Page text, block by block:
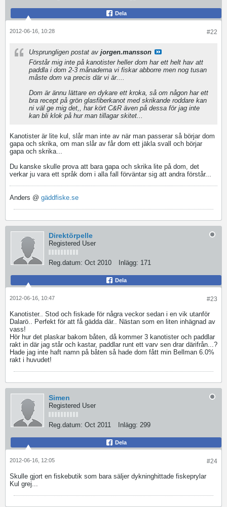
Dela
#22
2012-06-16, 10:28
Ursprungligen postat av jorgen.mansson
Förstår mig inte på kanotister heller dom har ett helt hav att
paddla i dom 2-3 månaderna vi fiskar abborre men nog tusan
måste dom va precis där vi är....
Dom är ännu lättare en dykare ett kroka, så om någon har ett
bra recept på grön glasfiberkanot med skrikande roddare kan
ni väl ge mig det,, har kört C&R även på dessa för jag inte
kan bli klok på hur man tillagar skitet...
Kanotister är lite kul, slår man inte av när man passerar så börjar dom
gapa och skrika, om man slår av får dom ett jäkla svall och börjar
gapa och skrika...
Du kanske skulle prova att bara gapa och skrika lite på dom, det
verkar ju vara ett språk dom i alla fall förväntar sig att andra förstår...
Anders @ gäddfiske.se
Direktörpelle
Registered User
Reg.datum: Oct 2010 Inlägg: 171
Dela
#23
2012-06-16, 10:47
Kanotister.. Stod och fiskade för några veckor sedan i en vik utanför
Dalarö.. Perfekt för att få gädda där.. Nästan som en liten inhägnad av
vass!
Hör hur det plaskar bakom båten, då kommer 3 kanotister och paddlar
rakt in där jag står och kastar, paddlar runt ett varv sen drar därifrån...?
Hade jag inte haft namn på båten så hade dom fått min Bellman 6.0%
rakt i huvudet!
Simen
Registered User
Reg.datum: Oct 2011 Inlägg: 299
Dela
#24
2012-06-16, 12:05
Skulle gjort en fiskebutik som bara säljer dykninghittade fiskeprylar
Kul grej...